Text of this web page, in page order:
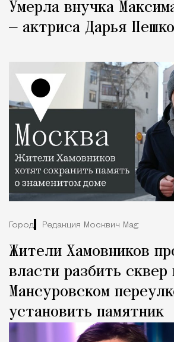
Умерла внучка
— актриса Дарья
Город Редакция Москвич Mag
Жители Хамовников
власти разбить сквер
Мансуровском
установить памятник